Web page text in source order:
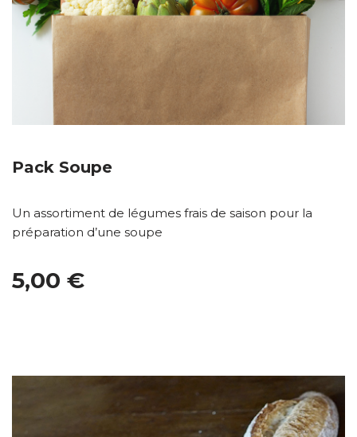
Pack Soupe
Un assortiment de légumes frais de saison pour la
préparation d’une soupe
5,00 €